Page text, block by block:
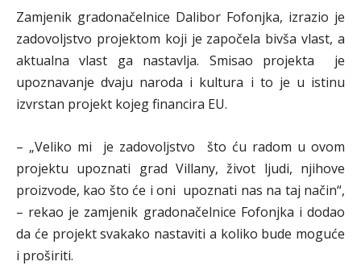
Zamjenik gradonačelnice Dalibor Fofonjka, izrazio je
zadovoljstvo projektom koji je započela bivša vlast, a
aktualna vlast ga nastavlja. Smisao projekta je
upoznavanje dvaju naroda i kultura i to je u istinu
izvrstan projekt kojeg financira EU.
– „Veliko mi je zadovoljstvo što ću radom u ovom
projektu upoznati grad Villany, život ljudi, njihove
proizvode, kao što će i oni upoznati nas na taj način“,
– rekao je zamjenik gradonačelnice Fofonjka i dodao
da će projekt svakako nastaviti a koliko bude moguće
i proširiti.